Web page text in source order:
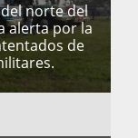
norte del
alerta por la
de